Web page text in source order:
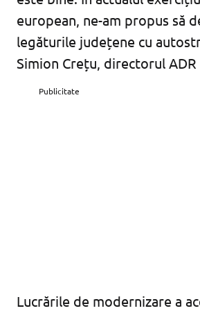
european, ne-am propus să
legăturile județene cu
Simion Crețu, directorul ADR
Publicitate
Lucrările de modernizare a